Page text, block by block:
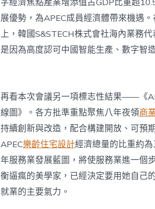
字經濟焦點產業增添值占GDP比重超
展優勢，為APEC成員經濟體帶來機遇
上，韓國S&STECH株式會社海內業務
是因為高度認可中國智能生產、數字智
再看本次會議另一項標志性結果——《
線圖》。各方批準重點聚焦八年夜領商
持續創新與改造，配合構建開放、可預
APEC樂齡住宅設計經濟總量的比重約
年服務業發展藍圖，將使服務業進一個
衡逼瘋的美學家，已經決定要用她自己
就業的主要氣力。